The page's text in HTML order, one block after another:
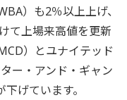
）も2％以上上げ、
て上場来高値を更新
）とユナイテッド
ー・アンド・ギャン
げています。